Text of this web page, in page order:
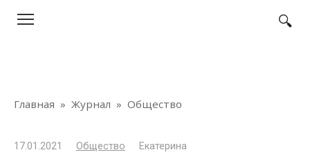
Главная » Журнал » Общество
17.01.2021 Общество Екатерина